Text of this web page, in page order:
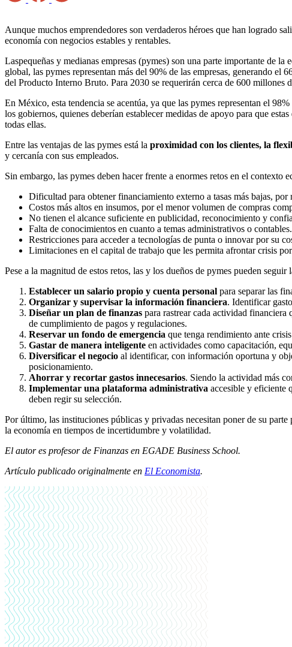
Aunque muchos emprendedores son verdaderos héroes que han logrado
economía con negocios estables y rentables.
Laspequeñas y medianas empresas (pymes) son una parte importante de
global, las pymes representan más del 90% de las empresas, generando
del Producto Interno Bruto. Para 2030 se requerirán cerca de 600
En México, esta tendencia se acentúa, ya que las pymes representan el
los gobiernos, quienes deberían establecer medidas de apoyo para que
todas ellas.
Entre las ventajas de las pymes está la proximidad con los clientes, la
y cercanía con sus empleados.
Sin embargo, las pymes deben hacer frente a enormes retos en el contexto
Dificultad para obtener financiamiento externo a tasas más bajas,
Costos más altos en insumos, por el menor volumen de compras
No tienen el alcance suficiente en publicidad, reconocimiento y
Falta de conocimientos en cuanto a temas administrativos o contables.
Restricciones para acceder a tecnologías de punta o innovar por su
Limitaciones en el capital de trabajo que les permita afrontar crisis
Pese a la magnitud de estos retos, las y los dueños de pymes pueden
Establecer un salario propio y cuenta personal para separar las
Organizar y supervisar la información financiera. Identificar
Diseñar un plan de finanzas para rastrear cada actividad
de cumplimiento de pagos y regulaciones.
Reservar un fondo de emergencia que tenga rendimiento ante
Gastar de manera inteligente en actividades como capacitación,
Diversificar el negocio al identificar, con información oportuna y
posicionamiento.
Ahorrar y recortar gastos innecesarios. Siendo la actividad más
Implementar una plataforma administrativa accesible y eficiente
deben regir su selección.
Por último, las instituciones públicas y privadas necesitan poner de su
la economía en tiempos de incertidumbre y volatilidad.
El autor es profesor de Finanzas en EGADE Business School.
Artículo publicado originalmente en El Economista.